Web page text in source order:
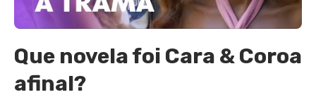
Que novela foi Cara & Coroa
afinal?